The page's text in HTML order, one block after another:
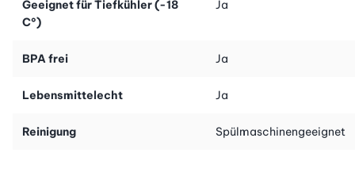
Geeignet für Tiefkühler (-18
C°)
Ja
BPA frei Ja
Lebensmittelecht Ja
Reinigung Spülmaschinengeeignet